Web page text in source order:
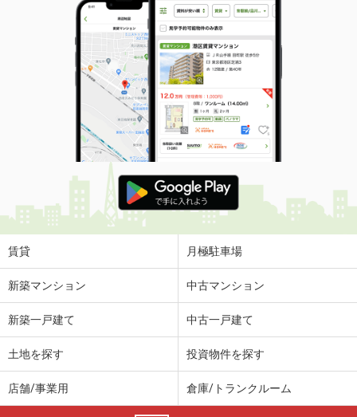
賃貸 月極駐車場
新築マンション 中古マンション
新築一戸建て 中古一戸建て
土地を探す 投資物件を探す
店舗/事業用 倉庫/トランクルーム